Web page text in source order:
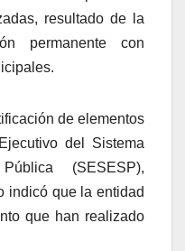
resultado de la
permanente con
de elementos
del Sistema
(SESESP),
indicó que la entidad
que han realizado